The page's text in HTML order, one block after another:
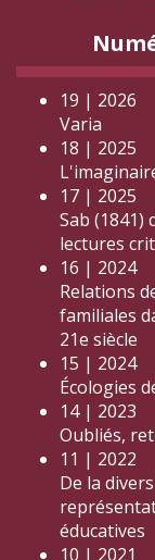
19 | 2026
Varia
18 | 2025
17 | 2025
Sab (1841)
lectures
16 | 2024
Relations
familiales
21e siècle
15 | 2024
Écologies
14 | 2023
Oubliés,
11 | 2022
De la
éducatives
10 | 2021